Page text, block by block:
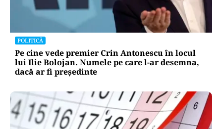
POLITICĂ
Pe cine vede premier Crin Antonescu în locul
lui Ilie Bolojan. Numele pe care l-ar desemna,
dacă ar fi președinte